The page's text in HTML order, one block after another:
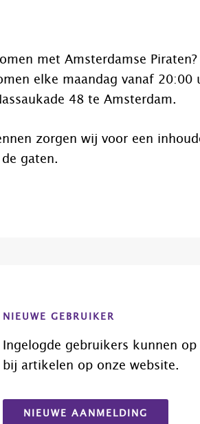
met Amsterdamse Piraten?
elke maandag vanaf 20:00
48 te Amsterdam.
zorgen wij voor een
gaten.
NIEUWE GEBRUIKER
Ingelogde gebruikers kunnen
bij artikelen op onze website.
NIEUWE AANMELDING